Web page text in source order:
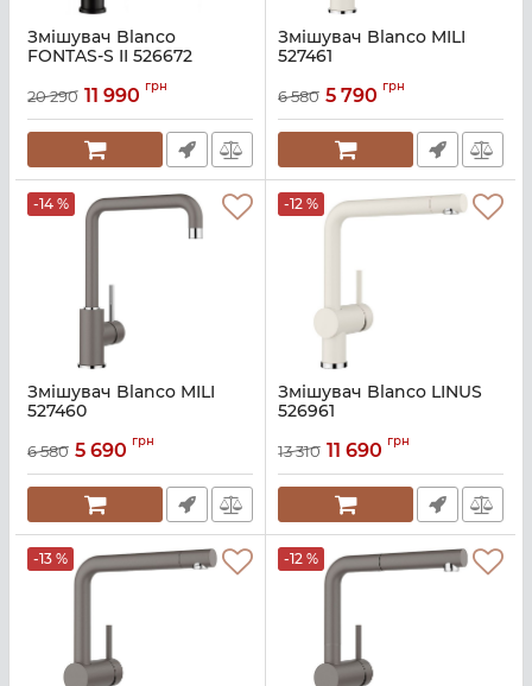
Змішувач Blanco
FONTAS-S II 526672
20 290 11 990 грн
Змішувач Blanco MILI
527461
6 580 5 790 грн
-14 %
Змішувач Blanco MILI
527460
6 580 5 690 грн
-12 %
Змішувач Blanco LINUS
526961
13 310 11 690 грн
-13 % -12 %